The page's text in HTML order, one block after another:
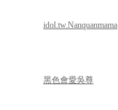
idol.tw.Nanquanmama
黑色會愛吳尊